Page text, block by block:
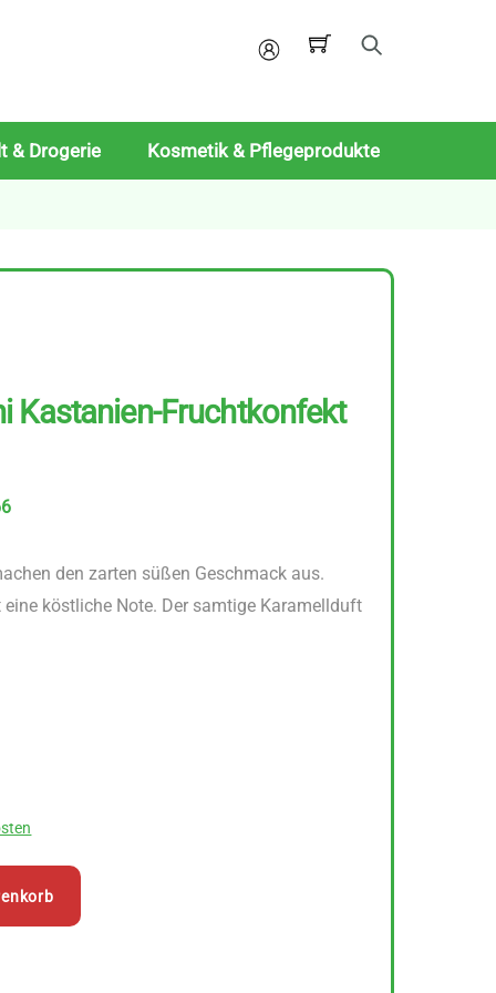
Mein
& Drogerie Kosmetik & Pflegeprodukte
Kastanien-Fruchtkonfekt
den zarten süßen Geschmack aus.
köstliche Note. Der samtige Karamellduft